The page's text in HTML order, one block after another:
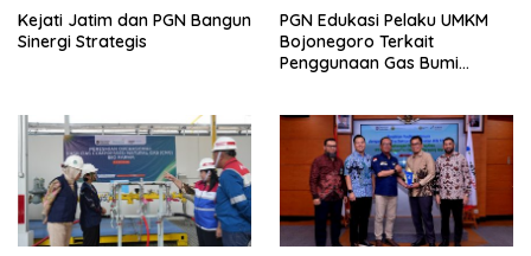
Kejati Jatim dan PGN Bangun
Sinergi Strategis
PGN Edukasi Pelaku UMKM
Bojonegoro Terkait
Penggunaan Gas Bumi